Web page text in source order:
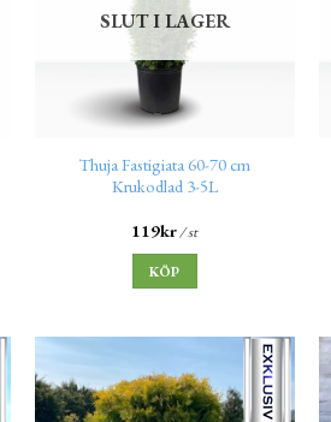
SLUT I LAGER
Thuja Fastigiata 60-70 cm
Krukodlad 3-5L
119kr/ st
KÖP